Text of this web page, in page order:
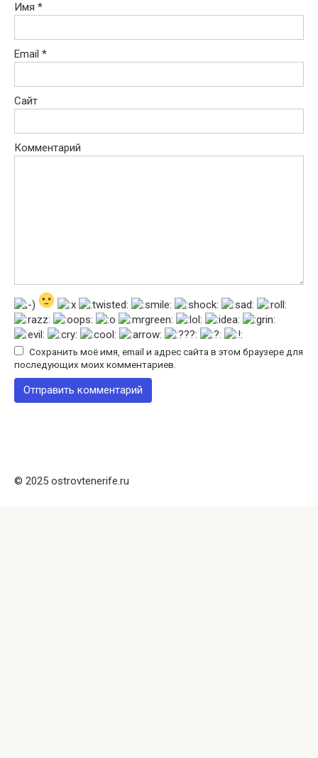
Имя *
Email *
Сайт
Комментарий
Сохранить моё имя, email и адрес сайта в этом браузере для
последующих моих комментариев.
© 2025 ostrovtenerife.ru